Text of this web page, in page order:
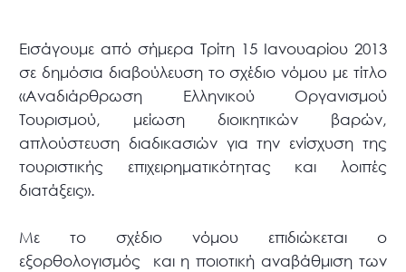
Εισάγουμε από σήμερα Τρίτη 15 Ιανουαρίου 2013
σε δημόσια διαβούλευση το σχέδιο νόμου με τίτλο
«Αναδιάρθρωση Ελληνικού Οργανισμού
Τουρισμού, μείωση διοικητικών βαρών,
απλούστευση διαδικασιών για την ενίσχυση της
τουριστικής επιχειρηματικότητας και λοιπές
διατάξεις».
Με το σχέδιο νόμου επιδιώκεται ο
εξορθολογισμός και η ποιοτική αναβάθμιση των